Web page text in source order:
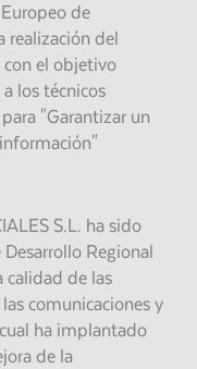
de
realización del
el objetivo
los técnicos
"Garantizar un
S.L. ha sido
Regional
calidad de las
comunicaciones y
ha implantado
de la